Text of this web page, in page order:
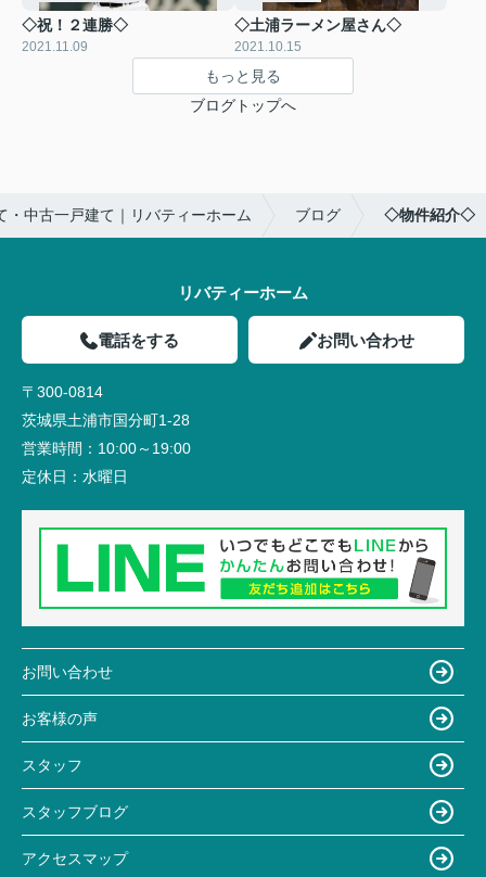
◇祝！２連勝◇
2021.11.09
◇土浦ラーメン屋さん◇
2021.10.15
もっと見る
ブログトップへ
・中古一戸建て｜リバティーホーム ブログ ◇物件紹介◇
リバティーホーム
電話をする お問い合わせ
〒300-0814
茨城県土浦市国分町1-28
営業時間： 10:00～19:00
定休日： 水曜日
お問い合わせ
お客様の声
スタッフ
スタッフブログ
アクセスマップ